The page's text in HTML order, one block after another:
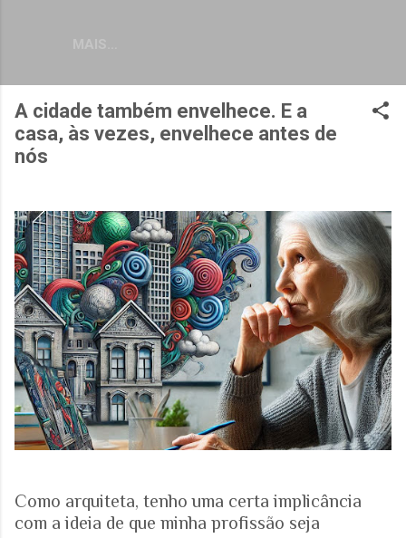
A cidade também envelhece. E a
casa, às vezes, envelhece antes de
nós
Como arquiteta, tenho uma certa implicância
com a ideia de que minha profissão seja